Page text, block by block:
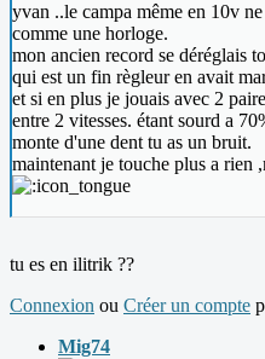
yvan ..le campa même en 10v
comme une horloge.
mon ancien record se déréglais
qui est un fin règleur en avait
et si en plus je jouais avec 2
entre 2 vitesses. étant sourd a
monte d'une dent tu as un bruit.
maintenant je touche plus a rien
tu es en ilitrik ??
Connexion ou Créer un compte
Mig74